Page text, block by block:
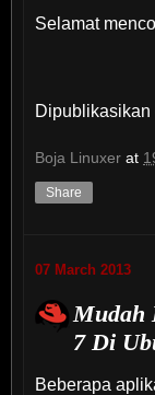
Selamat
Boja Linuxer at
Share
07 March 2013
Mudah
7 Di
Beberapa